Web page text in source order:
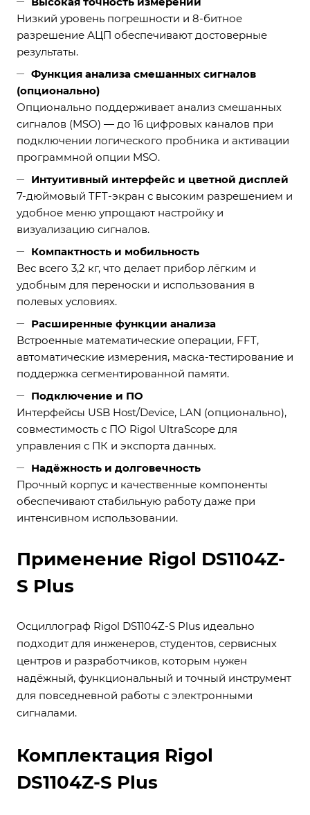
Низкий уровень погрешности и 8-битное
разрешение АЦП обеспечивают достоверные
результаты.
Функция анализа смешанных сигналов
(опционально)
Опционально поддерживает анализ смешанных
сигналов (MSO) — до 16 цифровых каналов при
подключении логического пробника и активации
программной опции MSO.
Интуитивный интерфейс и цветной дисплей
7-дюймовый TFT-экран с высоким разрешением и
удобное меню упрощают настройку и
визуализацию сигналов.
Компактность и мобильность
Вес всего 3,2 кг, что делает прибор лёгким и
удобным для переноски и использования в
полевых условиях.
Расширенные функции анализа
Встроенные математические операции, FFT,
автоматические измерения, маска-тестирование и
поддержка сегментированной памяти.
Подключение и ПО
Интерфейсы USB Host/Device, LAN (опционально),
совместимость с ПО Rigol UltraScope для
управления с ПК и экспорта данных.
Надёжность и долговечность
Прочный корпус и качественные компоненты
обеспечивают стабильную работу даже при
интенсивном использовании.
Применение Rigol DS1104Z-
S Plus
Осциллограф Rigol DS1104Z-S Plus идеально
подходит для инженеров, студентов, сервисных
центров и разработчиков, которым нужен
надёжный, функциональный и точный инструмент
для повседневной работы с электронными
сигналами.
Комплектация Rigol
DS1104Z-S Plus